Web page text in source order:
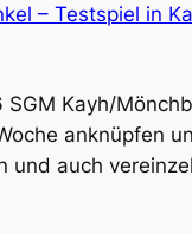
Vorschau
Jugend-
Fußball
– Testspiel in
Kayh/
anknüpfen
und auch